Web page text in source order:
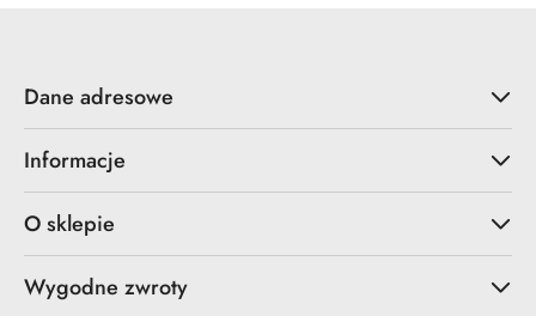
Dane adresowe
Informacje
O sklepie
Wygodne zwroty